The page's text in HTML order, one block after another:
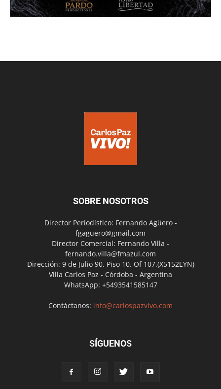
SOBRE NOSOTROS
Director Periodístico: Fernando Agüero -
fgaguero@gmail.com
Director Comercial: Fernando Villa -
fernando.villa@fmazul.com
Dirección: 9 de Julio 90. Piso 10. Of 107.(X5152EYN)
Villa Carlos Paz - Córdoba - Argentina
WhatsApp: +5493541585147
Contáctanos: info@carlospazvivo.com
SÍGUENOS